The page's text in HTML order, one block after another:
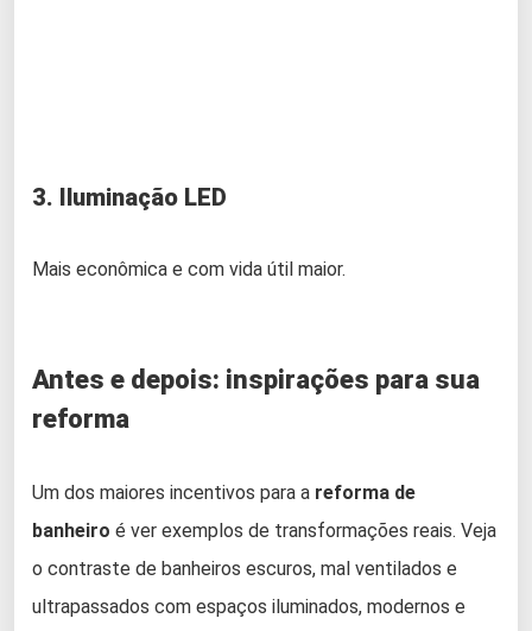
3. Iluminação LED
Mais econômica e com vida útil maior.
Antes e depois: inspirações para sua
reforma
Um dos maiores incentivos para a reforma de
banheiro é ver exemplos de transformações reais. Veja
o contraste de banheiros escuros, mal ventilados e
ultrapassados com espaços iluminados, modernos e